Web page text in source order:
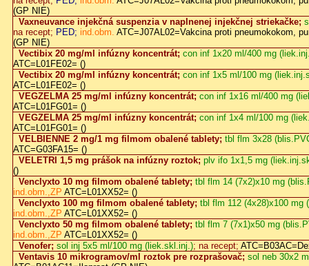
(GP NIE)
Vaxneuvance injekčná suspenzia v naplnenej injekčnej striekačke;
na recept; PED; ind.obm. ATC=J07AL02=Vakcina proti pneumokokom,
(GP NIE)
Vectibix 20 mg/ml infúzny koncentrát; con inf 1x20 ml/400 mg
ATC=L01FE02= ()
Vectibix 20 mg/ml infúzny koncentrát; con inf 1x5 ml/100 mg
ATC=L01FE02= ()
VEGZELMA 25 mg/ml infúzny koncentrát; con inf 1x16 ml/400 mg
ATC=L01FG01= ()
VEGZELMA 25 mg/ml infúzny koncentrát; con inf 1x4 ml/100 mg
ATC=L01FG01= ()
VELBIENNE 2 mg/1 mg filmom obalené tablety; tbl flm 3x28
ATC=G03FA15= ()
VELETRI 1,5 mg prášok na infúzny roztok; plv ifo 1x1,5 mg
()
Venclyxto 10 mg filmom obalené tablety; tbl flm 14 (7x2)x10 mg
ind.obm.,ZP ATC=L01XX52= ()
Venclyxto 100 mg filmom obalené tablety; tbl flm 112 (4x28)x100 mg
ind.obm.,ZP ATC=L01XX52= ()
Venclyxto 50 mg filmom obalené tablety; tbl flm 7 (7x1)x50 mg
ind.obm.,ZP ATC=L01XX52= ()
Venofer; sol inj 5x5 ml/100 mg (liek.skl.inj.); na recept;
Ventavis 10 mikrogramov/ml roztok pre rozprašovač; sol neb 30x2